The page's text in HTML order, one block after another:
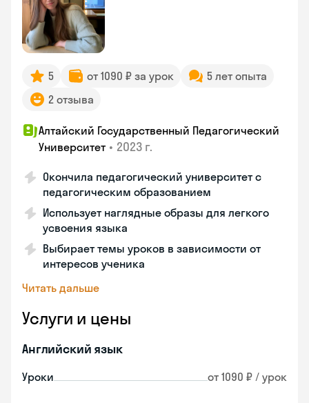
5 от 1090 ₽ за урок
5 лет опыта
2 отзыва
Алтайский Государственный Педагогический
Университет • 2023 г.
Окончила педагогический университет с
педагогическим образованием
Использует наглядные образы для легкого
усвоения языка
Выбирает темы уроков в зависимости от
интересов ученика
Читать дальше
Услуги и цены
Английский язык
Уроки от 1090 ₽ / урок